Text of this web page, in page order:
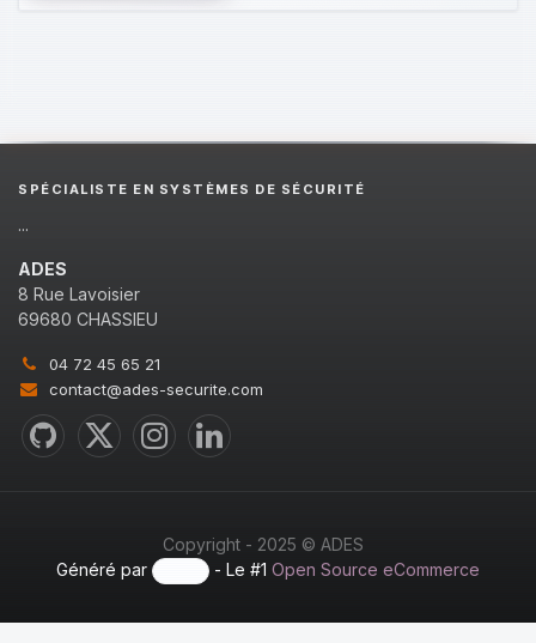
SPÉCIALISTE EN SYSTÈMES DE SÉCURITÉ
...
ADES
8 Rue Lavoisier
69680 CHASSIEU
04 72 45 65 21
contact@ades-securite.com
Copyright - 2025 © ADES
Généré par
- Le #1Open Source eCommerce